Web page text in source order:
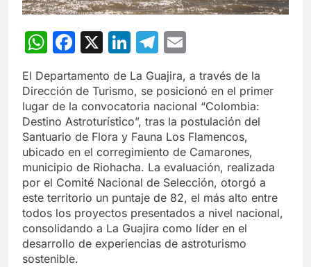
WhatsApp
Facebook
X LinkedIn
Telegram
El Departamento de La Guajira, a través de la
Dirección de Turismo, se posicionó en el primer
lugar de la convocatoria nacional “Colombia:
Destino Astroturístico”, tras la postulación del
Santuario de Flora y Fauna Los Flamencos,
ubicado en el corregimiento de Camarones,
municipio de Riohacha. La evaluación, realizada
por el Comité Nacional de Selección, otorgó a
este territorio un puntaje de 82, el más alto entre
todos los proyectos presentados a nivel nacional,
consolidando a La Guajira como líder en el
desarrollo de experiencias de astroturismo
sostenible.